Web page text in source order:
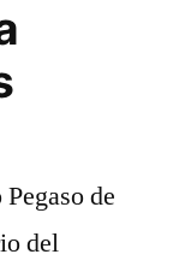
de
del